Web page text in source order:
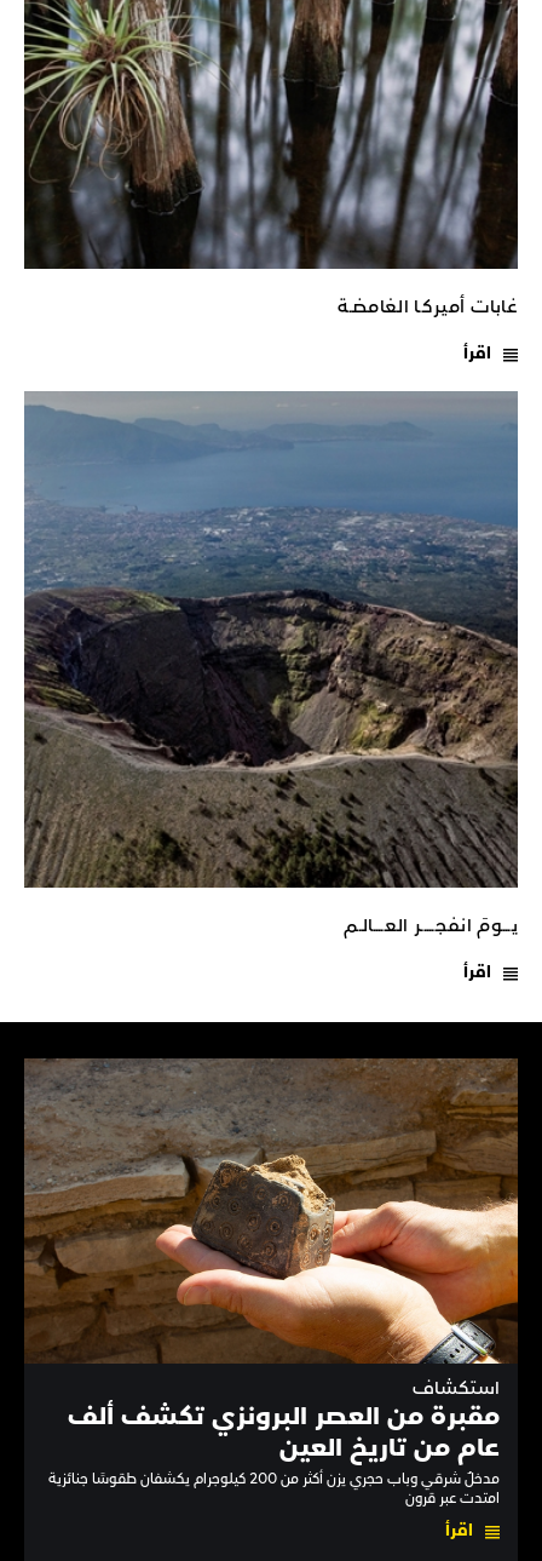
غابات أميركـا الغامضـة
اقرأ
يـــومَ انفجـــــر العــــالـم
اقرأ
استكشاف
مقبرة من العصر البرونزي تكشف ألف
عام من تاريخ العين
مدخلٌ شرقي وباب حجري يزن أكثر من 200 كيلوجرام يكشفان طقوسًا جنائزية
امتدت عبر قرون
اقرأ